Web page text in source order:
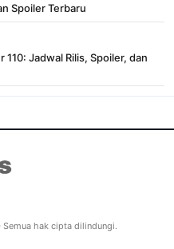
Spoiler Terbaru
Jadwal Rilis, Spoiler, dan
hak cipta dilindungi.